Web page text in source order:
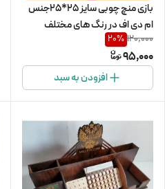
بازی منچ چوبی سایز 25*25جنس
ام دی اف در رنگ های مختلف
120,000
20%
95,000
افزودن به سبد